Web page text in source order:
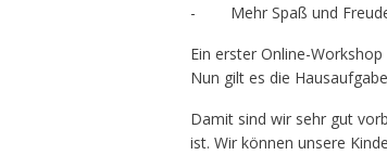
- Mehr Spaß und Freude
Ein erster Online-
Nun gilt es die
Damit sind wir sehr gut
ist. Wir können unsere